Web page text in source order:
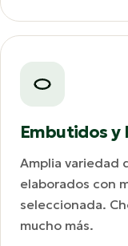
Embutidos y
Amplia variedad
elaborados con
seleccionada.
mucho más.